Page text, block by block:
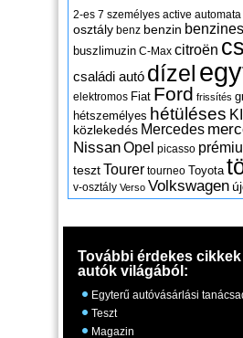
2-es 7 személyes active automata
osztály benz benzin benzines
buszlimuzin C-Max citroën
családi autó dízel
elektromos Fiat Ford frissítés
hétszemélyes hétüléses
közlekedés Mercedes
NissanOpel picasso
tesztTourer tourneo Toyota
v-osztály Verso Volkswagen
További érdekes
autók világából:
Egyterű autóvásárlási
Teszt
Magazin